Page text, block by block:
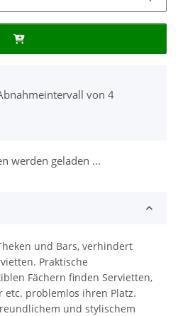
von 4
werden geladen ...
und Bars, verhindert
Praktische
Fächern finden Servietten,
etc. problemlos ihren Platz.
und stylischem